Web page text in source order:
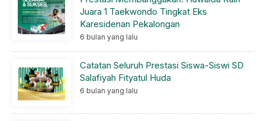
Juara 1 Taekwondo Tingkat Eks
Karesidenan Pekalongan
6 bulan yang lalu
Catatan Seluruh Prestasi Siswa-Siswi SD
Salafiyah Fityatul Huda
6 bulan yang lalu